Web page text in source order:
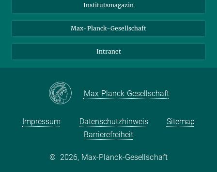
Schulen
Studierende
Facebook
YouTube
Institutsmagazin
Max-Planck-Gesellschaft
Intranet
Max-Planck-Gesellschaft
Impressum Datenschutzhinweis
Sitemap
Barrierefreiheit
© 2026, Max-Planck-Gesellschaft